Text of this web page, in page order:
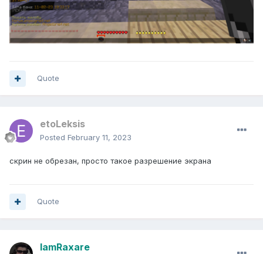
Quote
etoLeksis
Posted February 11, 2023
скрин не обрезан, просто такое разрешение экрана
Quote
IamRaxare